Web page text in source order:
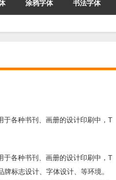
涂鸦字体 书法字体
各种书刊、画册的设计印刷中，T
各种书刊、画册的设计印刷中，T
标志设计、字体设计、等环境。